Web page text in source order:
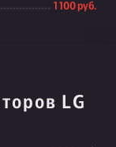
1 100 руб.
LG